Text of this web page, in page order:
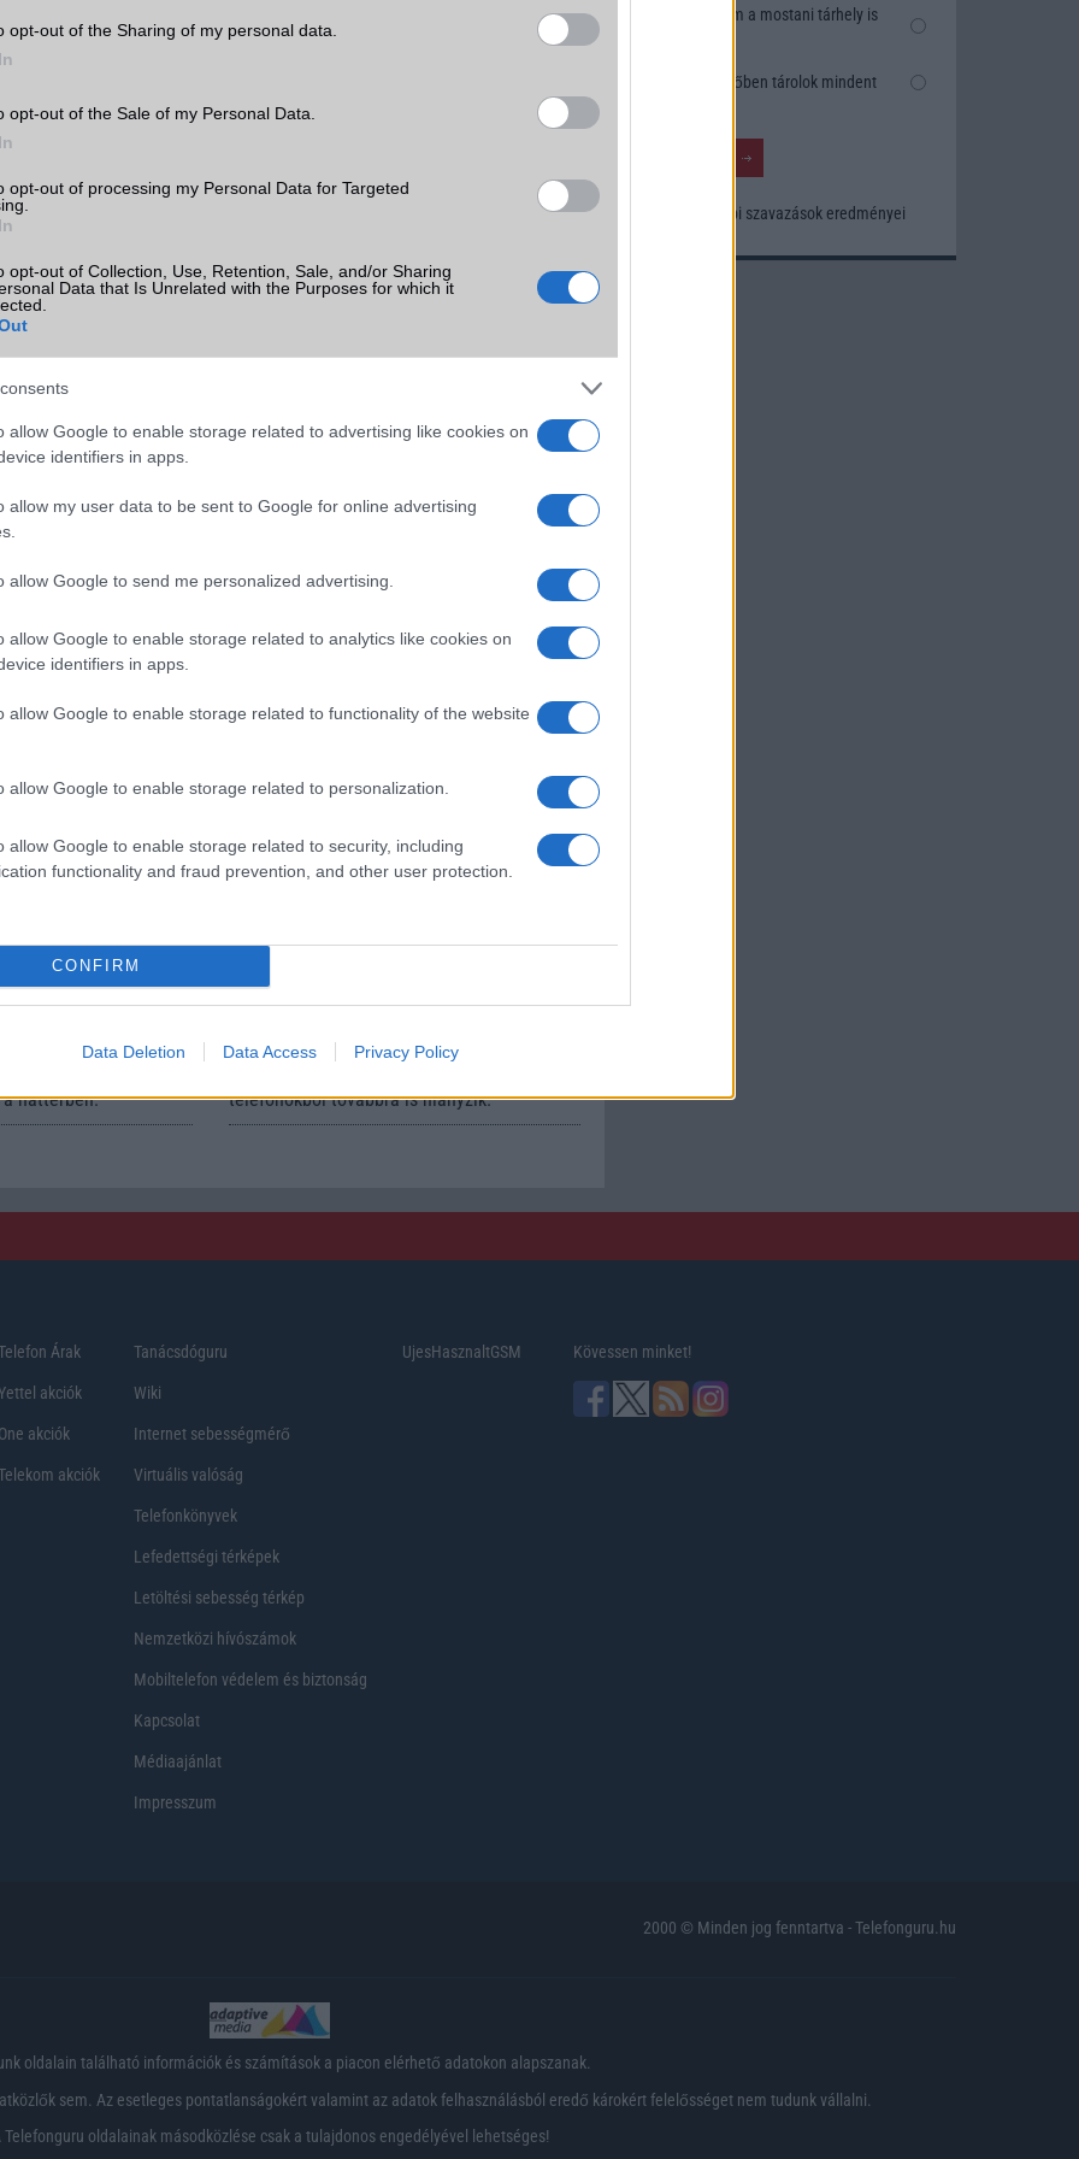
opt-out of the Sharing of my personal data.
opt-out of the Sale of my Personal Data.
opt-out of processing my Personal Data for Targeted
opt-out of Collection, Use, Retention, Sale, and/or Sharing
Data that Is Unrelated with the Purposes for which it
allow Google to enable storage related to advertising like cookies on
identifiers in apps.
allow my user data to be sent to Google for online advertising
allow Google to send me personalized advertising.
allow Google to enable storage related to analytics like cookies on
identifiers in apps.
allow Google to enable storage related to functionality of the website
allow Google to enable storage related to personalization.
allow Google to enable storage related to security, including
functionality and fraud prevention, and other user protection.
CONFIRM
Data Deletion Data Access Privacy Policy
kiemelt ajánlatok
Ultra Apple iPhone 16
Euro Gsm
247.000 Ft (új)
Samsung Galaxy S26
Euro Gsm
népszerű Samsung
9 frissítésből – itt a
érintett modellekről
mesterséges
és továbbfejlesztett
Galaxy
iPhone 18 bemutató dátum -
ekkor rántja le a leplet az
Apple az új csúcsmobilokról
A szeptemberi eseményen az iPhone 18 Pro
modellek mellett a régóta pletykált
találgatások továbbra is beárnyékolják a
rejtett
meg a
Police
már évek óta
háttérben.
Ez a rejtett Samsung
mobilhasználatot – sokan
2026.07.12| Android Central
funkció, amely jelentősen felgyorsítja a
telefonokból továbbra is hiányzik.
Nem, nekem a mostani tárhely is
Inkább felhőben tárolok mindent
Korábbi szavazások eredményei
Árak
akciók
One akciók
akciók
Tanácsdóguru
Wiki
Internet sebességmérő
Virtuális valóság
Telefonkönyvek
Lefedettségi térképek
Letöltési sebesség térkép
Nemzetközi hívószámok
Mobiltelefon védelem és biztonság
Kapcsolat
Médiaajánlat
Impresszum
UjesHasznaltGSM Kövessen minket!
2000 © Minden jog fenntartva - Telefonguru.hu
oldalain található információk és számítások a piacon elérhető adatokon alapszanak.
sem. Az esetleges pontatlanságokért valamint az adatok felhasználásból eredő károkért felelősséget nem tudunk vállalni.
Telefonguru oldalainak másodközlése csak a tulajdonos engedélyével lehetséges!